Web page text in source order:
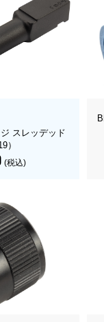
スレッデッド
）
(税込)